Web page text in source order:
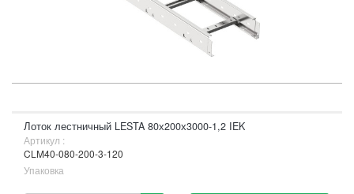
Лоток лестничный LESTA 80х200х3000-1,2 IEK
Артикул :
CLM40-080-200-3-120
Упаковка